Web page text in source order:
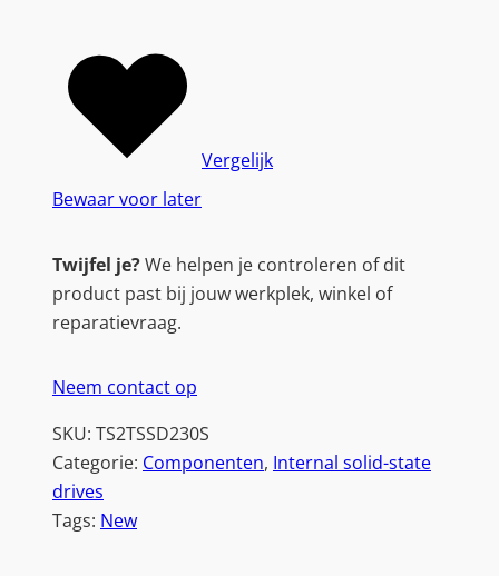
Bewaar voor later
Vergelijk
Twijfel je?We helpen je controleren of dit
product past bij jouw werkplek, winkel of
reparatievraag.
Neem contact op
SKU: TS2TSSD230S
Categorie: Componenten, Internal solid-state
drives
Tags: New